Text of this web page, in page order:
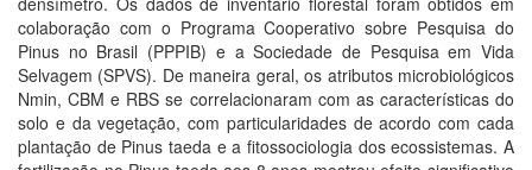
colaboração com o Programa Cooperativo sobre Pesquisa do
Pinus no Brasil (PPPIB) e a Sociedade de Pesquisa em Vida
Selvagem (SPVS). De maneira geral, os atributos microbiológicos
Nmin, CBM e RBS se correlacionaram com as características do
solo e da vegetação, com particularidades de acordo com cada
plantação de Pinus taeda e a fitossociologia dos ecossistemas. A